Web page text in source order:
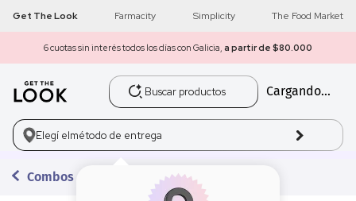
Get The Look Farmacity Simplicity The Food Market
6 cuotas sin interés todos los días con Galicia, a partir de $80.000
Buscar productos
Cargando...
Elegí elmétodo de entrega
Combos con Regalo
1 get the look
2 máscara pestañas
3.